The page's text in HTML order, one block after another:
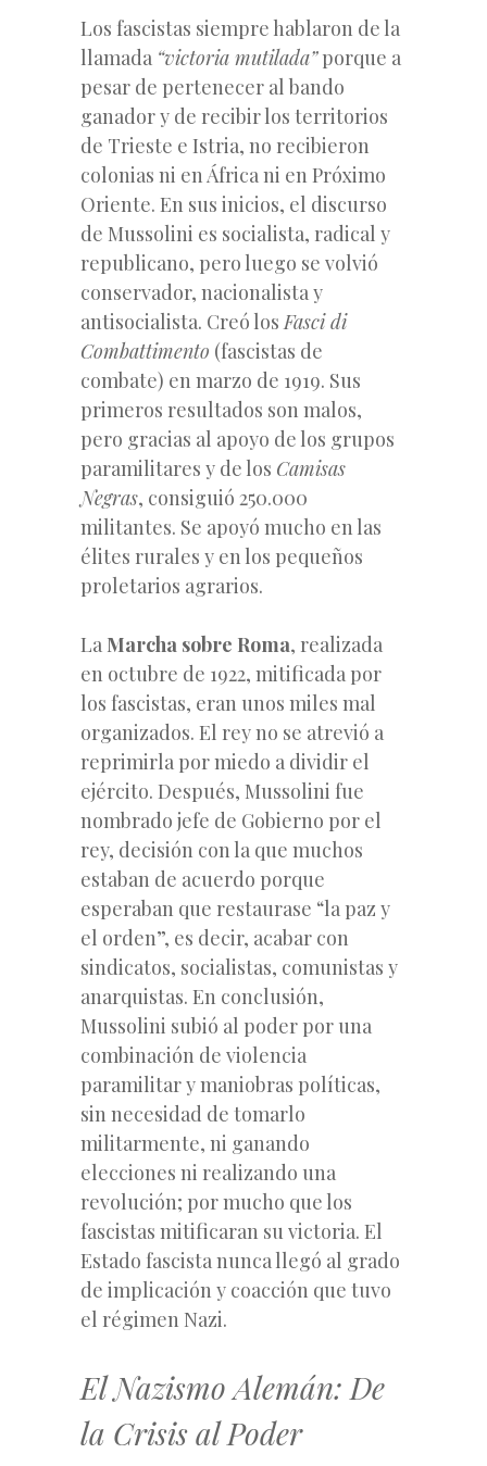
Los fascistas siempre hablaron de la
llamada “victoria mutilada”porque a
pesar de pertenecer al bando
ganador y de recibir los territorios
de Trieste e Istria, no recibieron
colonias ni en África ni en Próximo
Oriente. En sus inicios, el discurso
de Mussolini es socialista, radical y
republicano, pero luego se volvió
conservador, nacionalista y
antisocialista. Creó losFasci di
Combattimento (fascistas de
combate) en marzo de 1919. Sus
primeros resultados son malos,
pero gracias al apoyo de los grupos
paramilitares y de los Camisas
Negras, consiguió 250.000
militantes. Se apoyó mucho en las
élites rurales y en los pequeños
proletarios agrarios.
La Marcha sobre Roma, realizada
en octubre de 1922, mitificada por
los fascistas, eran unos miles mal
organizados. El rey no se atrevió a
reprimirla por miedo a dividir el
ejército. Después, Mussolini fue
nombrado jefe de Gobierno por el
rey, decisión con la que muchos
estaban de acuerdo porque
esperaban que restaurase “la paz y
el orden”, es decir, acabar con
sindicatos, socialistas, comunistas y
anarquistas. En conclusión,
Mussolini subió al poder por una
combinación de violencia
paramilitar y maniobras políticas,
sin necesidad de tomarlo
militarmente, ni ganando
elecciones ni realizando una
revolución; por mucho que los
fascistas mitificaran su victoria. El
Estado fascista nunca llegó al grado
de implicación y coacción que tuvo
el régimen Nazi.
El Nazismo Alemán: De
la Crisis al Poder